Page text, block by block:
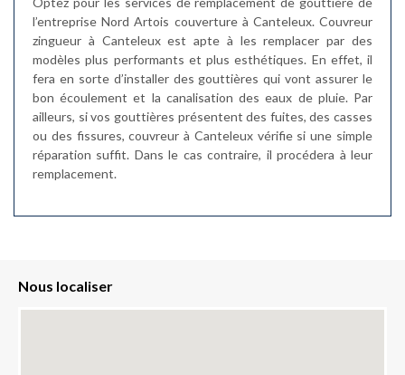
l’entreprise Nord Artois couverture à Canteleux. Couvreur
zingueur à Canteleux est apte à les remplacer par des
modèles plus performants et plus esthétiques. En effet, il
fera en sorte d’installer des gouttières qui vont assurer le
bon écoulement et la canalisation des eaux de pluie. Par
ailleurs, si vos gouttières présentent des fuites, des casses
ou des fissures, couvreur à Canteleux vérifie si une simple
réparation suffit. Dans le cas contraire, il procédera à leur
remplacement.
Nous localiser